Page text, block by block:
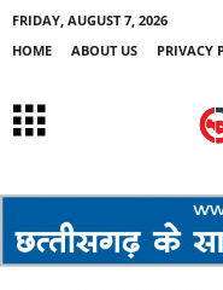
FRIDAY, AUGUST 7, 2026
HOME
ABOUT US PRIVACY